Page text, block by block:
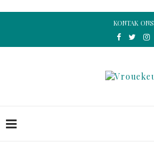
KONTAK ONS